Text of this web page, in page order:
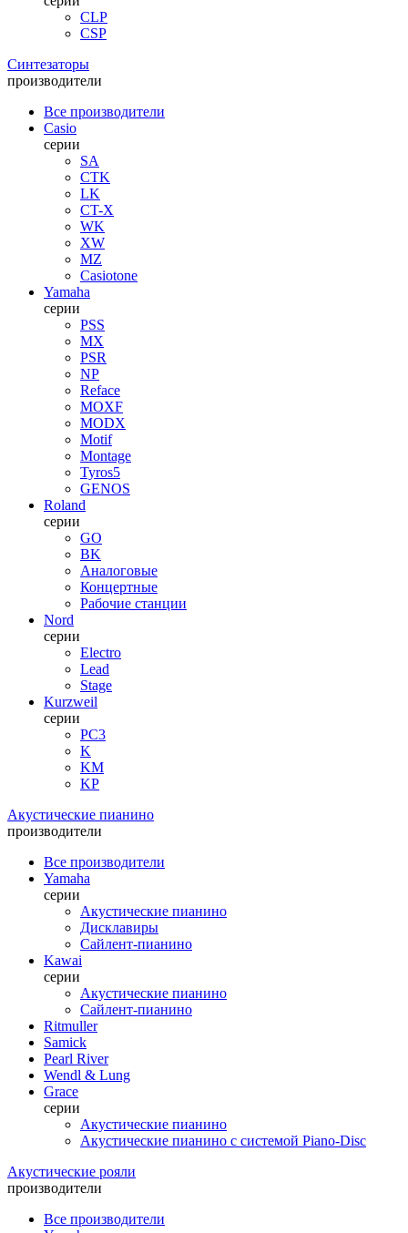
CLP
CSP
Синтезаторы
производители
Все производители
Casio
серии
SA
CTK
LK
CT-X
WK
XW
MZ
Casiotone
Yamaha
серии
PSS
MX
PSR
NP
Reface
MOXF
MODX
Motif
Montage
Tyros5
GENOS
Roland
серии
GO
BK
Аналоговые
Концертные
Рабочие станции
Nord
серии
Electro
Lead
Stage
Kurzweil
серии
PC3
K
KM
KP
Акустические пианино
производители
Все производители
Yamaha
серии
Акустические пианино
Дисклавиры
Сайлент-пианино
Kawai
серии
Акустические пианино
Сайлент-пианино
Ritmuller
Samick
Pearl River
Wendl & Lung
Grace
серии
Акустические пианино
Акустические пианино с системой Piano-Disc
Акустические рояли
производители
Все производители